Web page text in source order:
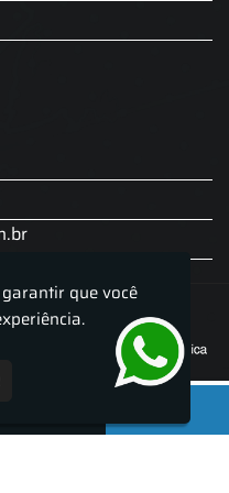
que você